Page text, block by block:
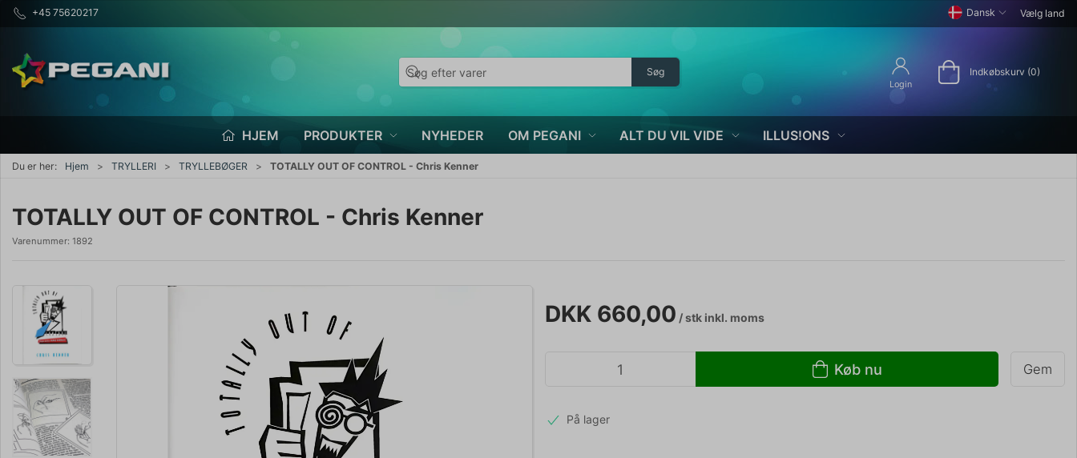
+45 75620217 Dansk Vælg land
Søg
Login
Indkøbskurv (0)
HJEM PRODUKTER NYHEDER OM PEGANI ALT DU VIL VIDE ILLUS!ONS
Du er her: Hjem TRYLLERI TRYLLEBØGER TOTALLY OUT OF CONTROL - Chris Kenner
TOTALLY OUT OF CONTROL - Chris Kenner
Varenummer: 1892
DKK 660,00 / stkinkl. moms
Køb nu Gem
På lager